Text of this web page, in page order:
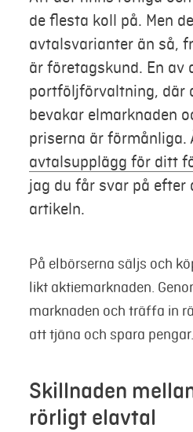
Mina sidor
de flesta koll på. Men
avtalsvarianter än så,
är företagskund. En av
portföljförvaltning, där
bevakar elmarknaden
priserna är förmånliga.
avtalsupplägg för ditt
jag du får svar på efter
artikeln.
På elbörserna säljs och
likt aktiemarknaden.
marknaden och träffa in
att tjäna och spara pengar.
Skillnaden
rörligt elavtal